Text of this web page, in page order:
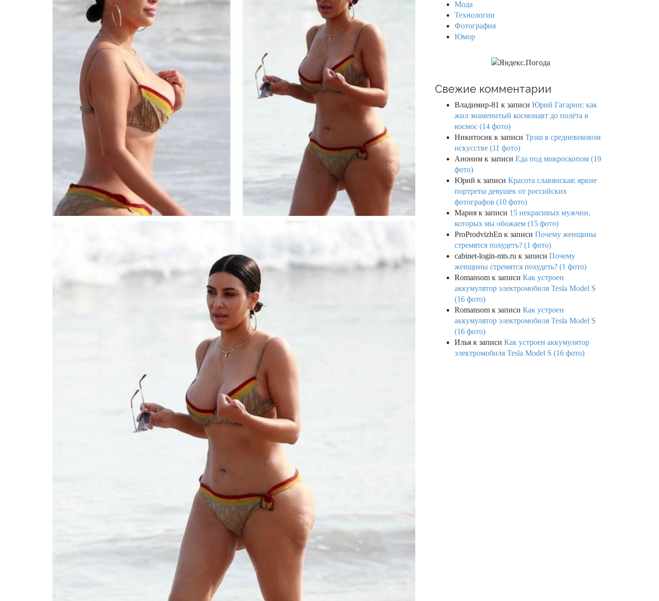
Мода
Технологии
Фотография
Юмор
Свежие комментарии
Владимир-81 к записи Юрий Гагарин: как
жил знаменитый космонавт до полёта в
космос (14 фото)
Никитосик к записи Трэш в средневековом
искусстве (11 фото)
Аноним к записи Еда под микроскопом (19
фото)
Юрий к записи Красота славянская: яркие
портреты девушек от российских
фотографов (10 фото)
Мария к записи 15 некрасивых мужчин,
которых мы обожаем (15 фото)
ProProdvizhEn к записи Почему женщины
стремятся похудеть? (1 фото)
cabinet-login-mts.ru к записи Почему
женщины стремятся похудеть? (1 фото)
Romansom к записи Как устроен
аккумулятор электромобиля Tesla Model S
(16 фото)
Romansom к записи Как устроен
аккумулятор электромобиля Tesla Model S
(16 фото)
Илья к записи Как устроен аккумулятор
электромобиля Tesla Model S (16 фото)